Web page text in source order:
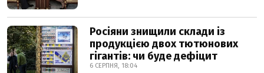
Росіяни знищили склади із
продукцією двох тютюнових
гігантів: чи буде дефіцит
6 СЕРПНЯ, 18:04